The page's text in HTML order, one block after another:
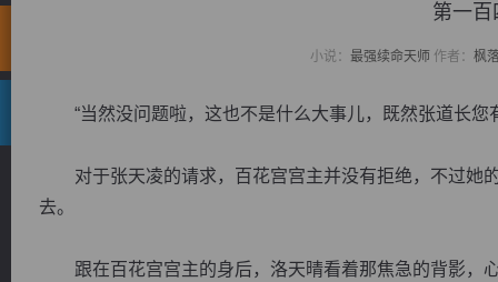
第一百
小说： 最强续命天师 作者： 枫
“当然没问题啦，这也不是什么大事儿，既然张道长您
对于张天凌的请求，百花宫宫主并没有拒绝，不过她
去。
跟在百花宫宫主的身后，洛天晴看着那焦急的背影，